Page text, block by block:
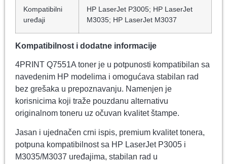
Kompatibilni
uređaji
HP LaserJet P3005; HP LaserJet
M3035; HP LaserJet M3037
Kompatibilnost i dodatne informacije
4PRINT Q7551A toner je u potpunosti kompatibilan sa
navedenim HP modelima i omogućava stabilan rad
bez grešaka u prepoznavanju. Namenjen je
korisnicima koji traže pouzdanu alternativu
originalnom toneru uz očuvan kvalitet štampe.
Jasan i ujednačen crni ispis, premium kvalitet tonera,
potpuna kompatibilnost sa HP LaserJet P3005 i
M3035/M3037 uređajima, stabilan rad u